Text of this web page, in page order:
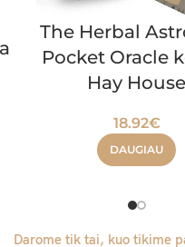
The Herbal
Pocket Oracle
Hay House
18.92€
DAUGIAU
Darome tik tai, kuo tikime